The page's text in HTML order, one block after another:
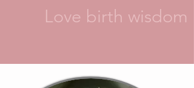
Love birth wisdom